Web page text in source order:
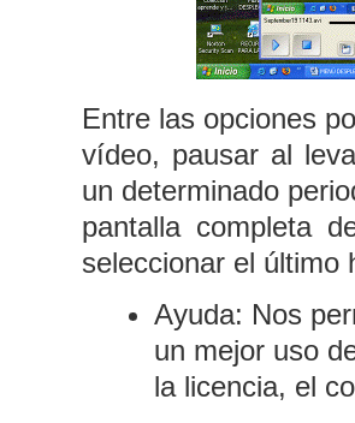
Entre las opciones
vídeo, pausar al
un determinado
pantalla completa
seleccionar el último
Ayuda: Nos
un mejor uso
la licencia, el